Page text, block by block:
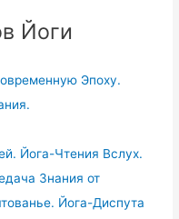
Йоги
Эпоху.
Йога-Чтения Вслух.
Знания от
Йога-Диспута